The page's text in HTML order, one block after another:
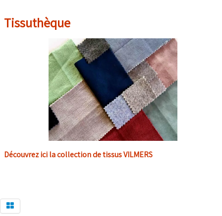
Tissuthèque
Découvrez ici la collection de tissus VILMERS